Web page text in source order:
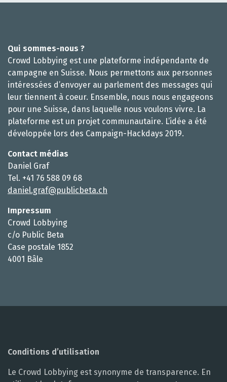
Qui sommes-nous ?
Crowd Lobbying est une plateforme indépendante de
campagne en Suisse. Nous permettons aux personnes
intéressées d’envoyer au parlement des messages qui
leur tiennent à coeur. Ensemble, nous nous engageons
pour une Suisse, dans laquelle nous voulons vivre. La
plateforme est un projet communautaire. L’idée a été
développée lors des Campaign-Hackdays 2019.
Contact médias
Daniel Graf
Tel. +41 76 588 09 68
daniel.graf@publicbeta.ch
Impressum
Crowd Lobbying
c/o Public Beta
Case postale 1852
4001 Bâle
Conditions d’utilisation
Le Crowd Lobbying est synonyme de transparence. En